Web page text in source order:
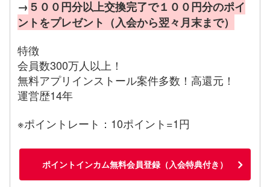
→ ５００円分以上交換完了で１００円分のポイ
ントをプレゼント（入会から翌々月末まで）
特徴
会員数300万人以上！
無料アプリインストール案件多数！高還元！
運営歴14年
※ポイントレート：10ポイント=1円
ポイントインカム無料会員登録（入会特典付き）